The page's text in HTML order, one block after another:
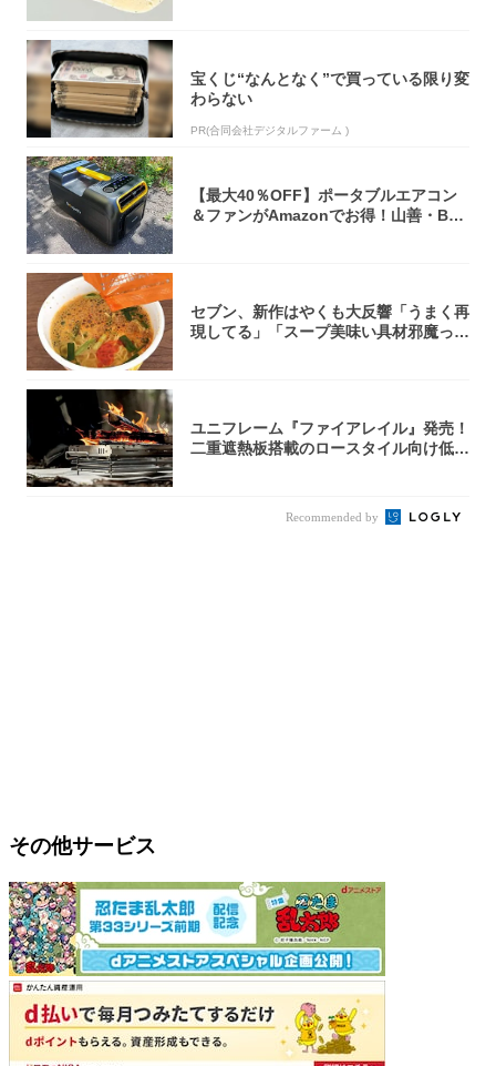
宝くじ“なんとなく”で買っている限り変
わらない
PR(合同会社デジタルファーム )
【最大40％OFF】ポータブルエアコン
＆ファンがAmazonでお得！山善・Bo
セブン、新作はやくも大反響「うまく再
現してる」「スープ美味い具材邪魔って
ユニフレーム『ファイアレイル』発売！
二重遮熱板搭載のロースタイル向け低型
Recommended by
その他サービス